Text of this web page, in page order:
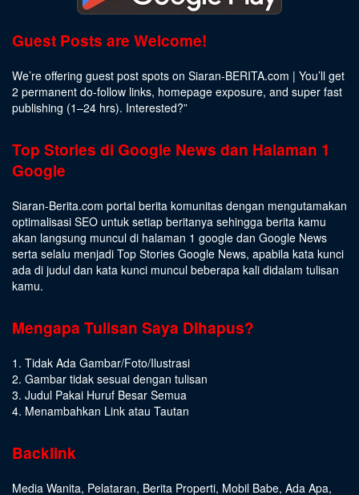
Guest Posts are Welcome!
We’re offering guest post spots on Siaran-BERITA.com | You’ll get
2 permanent do-follow links, homepage exposure, and super fast
publishing (1–24 hrs). Interested?”
Top Stories di Google News dan Halaman 1
Google
Siaran-Berita.com portal berita komunitas dengan mengutamakan
optimalisasi SEO untuk setiap beritanya sehingga berita kamu
akan langsung muncul di halaman 1 google dan Google News
serta selalu menjadi Top Stories Google News, apabila kata kunci
ada di judul dan kata kunci muncul beberapa kali didalam tulisan
kamu.
Mengapa Tulisan Saya Dihapus?
1. Tidak Ada Gambar/Foto/Ilustrasi
2. Gambar tidak sesuai dengan tulisan
3. Judul Pakai Huruf Besar Semua
4. Menambahkan Link atau Tautan
Backlink
Media Wanita, Pelataran, Berita Properti, Mobil Babe, Ada Apa,